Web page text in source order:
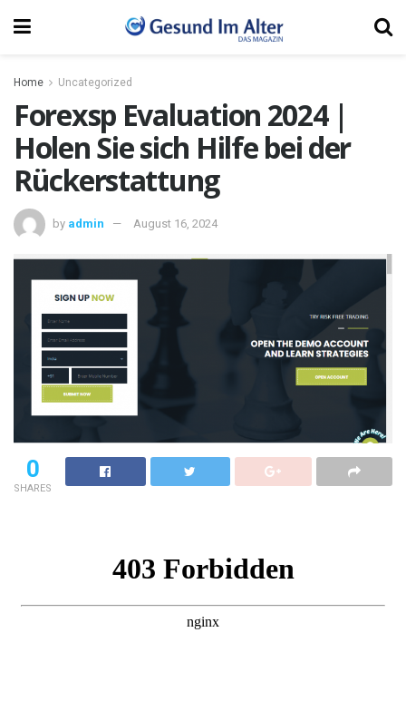
Home Uncategorized
Forexsp Evaluation 2024 |
Holen Sie sich Hilfe bei der
Rückerstattung
by admin August 16, 2024
0
SHARES